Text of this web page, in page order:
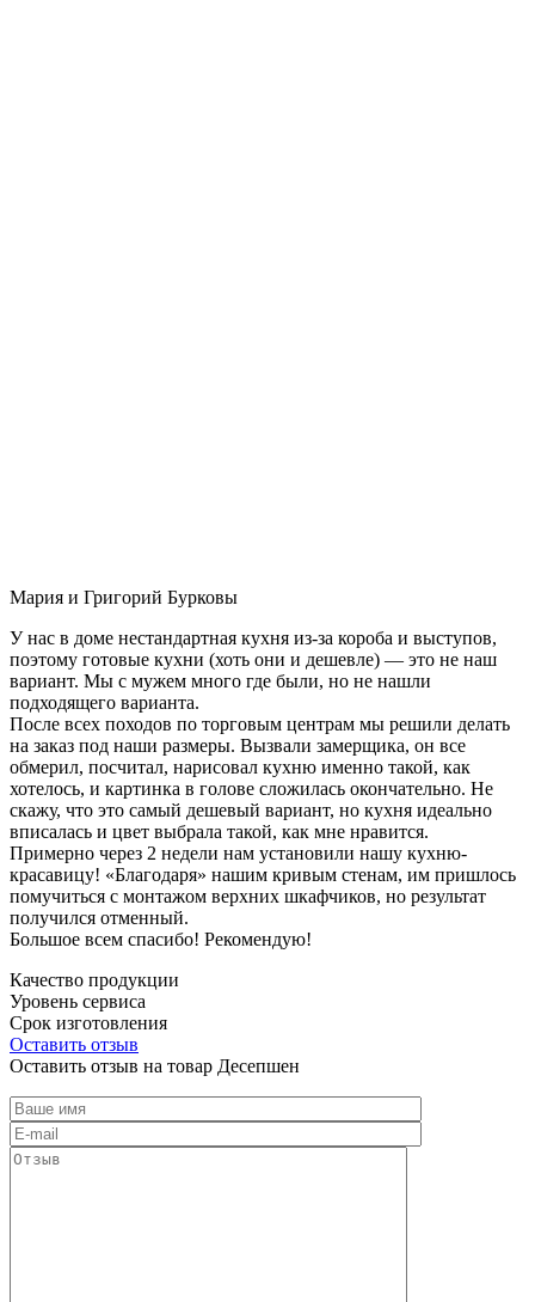
Мария и Григорий Бурковы
У нас в доме нестандартная кухня из-за короба и выступов,
поэтому готовые кухни (хоть они и дешевле) — это не наш
вариант. Мы с мужем много где были, но не нашли
подходящего варианта.
После всех походов по торговым центрам мы решили делать
на заказ под наши размеры. Вызвали замерщика, он все
обмерил, посчитал, нарисовал кухню именно такой, как
хотелось, и картинка в голове сложилась окончательно. Не
скажу, что это самый дешевый вариант, но кухня идеально
вписалась и цвет выбрала такой, как мне нравится.
Примерно через 2 недели нам установили нашу кухню-
красавицу! «Благодаря» нашим кривым стенам, им пришлось
помучиться с монтажом верхних шкафчиков, но результат
получился отменный.
Большое всем спасибо! Рекомендую!
Качество продукции
Уровень сервиса
Срок изготовления
Оставить отзыв
Оставить отзыв на товар Десепшен